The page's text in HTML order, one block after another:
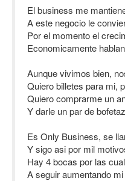
El business me
A este negocio le
Por el momento el
Economicamente
Aunque vivimos bien,
Quiero billetes para mi,
Quiero comprarme un
Y darle un par de
Es Only Business, se
Y sigo asi por mil
Hay 4 bocas por las
A seguir aumentando